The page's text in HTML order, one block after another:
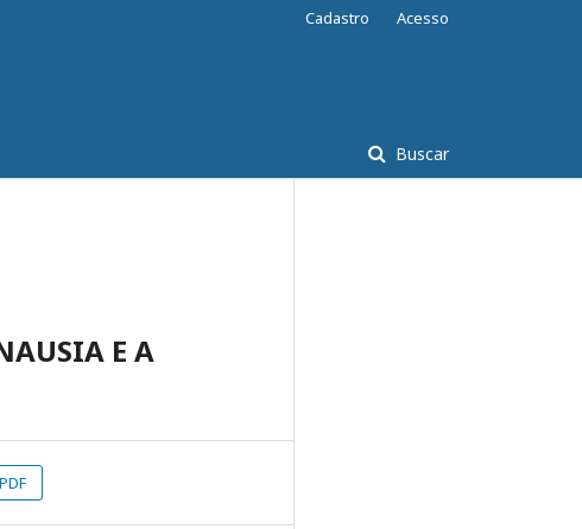
Buscar
Cadastro Acesso
E A
PDF